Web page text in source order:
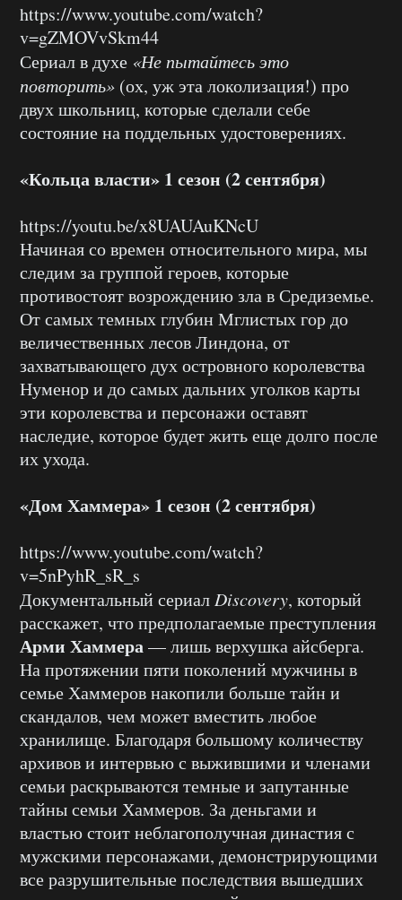
https://www.youtube.com/watch?
v=gZMOVvSkm44
Сериал в духе «Не пытайтесь это
повторить» (ох, уж эта локолизация!) про
двух школьниц, которые сделали себе
состояние на поддельных удостоверениях.
«Кольца власти» 1 сезон (2 сентября)
https://youtu.be/x8UAUAuKNcU
Начиная со времен относительного мира, мы
следим за группой героев, которые
противостоят возрождению зла в Средиземье.
От самых темных глубин Мглистых гор до
величественных лесов Линдона, от
захватывающего дух островного королевства
Нуменор и до самых дальних уголков карты
эти королевства и персонажи оставят
наследие, которое будет жить еще долго после
их ухода.
«Дом Хаммера» 1 сезон (2 сентября)
https://www.youtube.com/watch?
v=5nPyhR_sR_s
Документальный сериал Discovery, который
расскажет, что предполагаемые преступления
Арми Хаммера— лишь верхушка айсберга.
На протяжении пяти поколений мужчины в
семье Хаммеров накопили больше тайн и
скандалов, чем может вместить любое
хранилище. Благодаря большому количеству
архивов и интервью с выжившими и членами
семьи раскрываются темные и запутанные
тайны семьи Хаммеров. За деньгами и
властью стоит неблагополучная династия с
мужскими персонажами, демонстрирующими
все разрушительные последствия вышедших